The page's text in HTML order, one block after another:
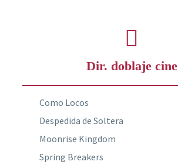
Dir. doblaje cine
Como Locos
Despedida de Soltera
Moonrise Kingdom
Spring Breakers